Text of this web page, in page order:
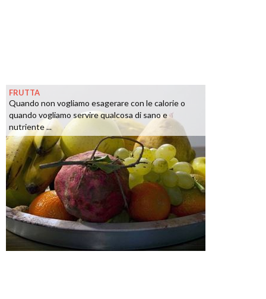
FRUTTA
Quando non vogliamo esagerare con le calorie o
quando vogliamo servire qualcosa di sano e
nutriente ...